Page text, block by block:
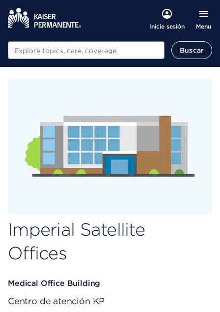
Inicie sesión Menu
Buscar Buscar
Imperial Satellite
Offices
Medical Office Building
Centro de atención KP